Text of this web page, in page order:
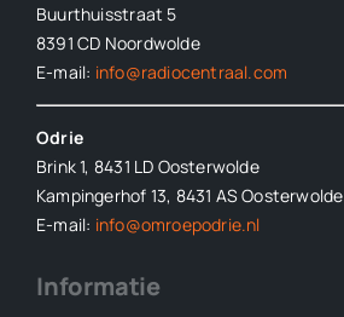
Buurthuisstraat 5
8391 CD Noordwolde
E-mail: info@radiocentraal.com
Odrie
Brink 1, 8431 LD Oosterwolde
Kampingerhof 13, 8431 AS Oosterwolde
E-mail: info@omroepodrie.nl
Informatie